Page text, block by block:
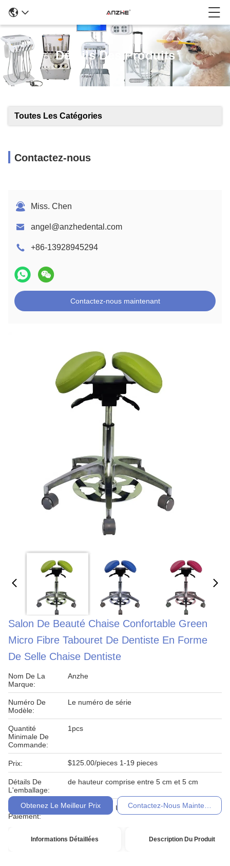
Détails Des Produits
Toutes Les Catégories
Contactez-nous
Miss. Chen
angel@anzhedental.com
+86-13928945294
Contactez-nous maintenant
Salon De Beauté Chaise Confortable Green
Micro Fibre Tabouret De Dentiste En Forme
De Selle Chaise Dentiste
Nom De La
Marque:
Anzhe
Numéro De
Modèle:
Le numéro de série
Quantité
Minimale De
Commande:
1pcs
Prix: $125.00/pieces 1-19 pieces
Détails De
L'emballage:
de hauteur comprise entre 5 cm et 5 cm
Conditions De
Paiement:
T / T, Western Union, Moneygram
Obtenez Le Meilleur Prix Contactez-Nous Maintenant
Informations Détaillées Description Du Produit